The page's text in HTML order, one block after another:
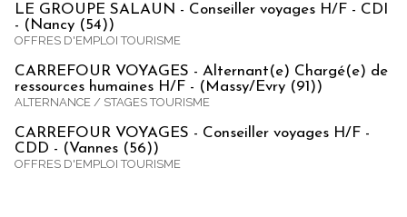
LE GROUPE SALAUN - Conseiller voyages H/F - CDI
- (Nancy (54))
OFFRES D'EMPLOI TOURISME
CARREFOUR VOYAGES - Alternant(e) Chargé(e) de
ressources humaines H/F - (Massy/Evry (91))
ALTERNANCE / STAGES TOURISME
CARREFOUR VOYAGES - Conseiller voyages H/F -
CDD - (Vannes (56))
OFFRES D'EMPLOI TOURISME